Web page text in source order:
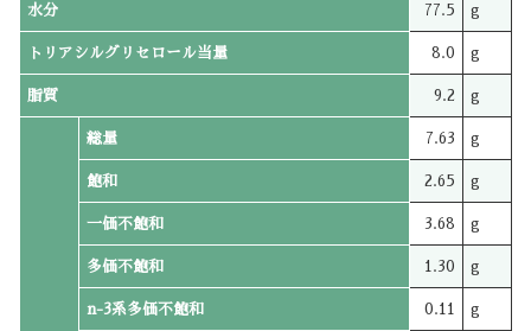
水分 77.5 g
トリアシルグリセロール当量 8.0 g
脂質 9.2 g
総量 7.63 g
飽和 2.65 g
一価不飽和 3.68 g
多価不飽和 1.30 g
n-3系多価不飽和 0.11 g